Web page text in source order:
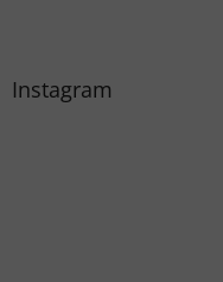
Instagram